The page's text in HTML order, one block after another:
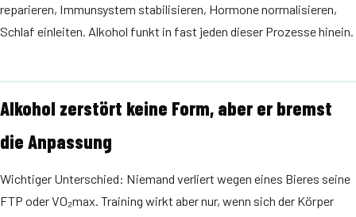
reparieren, Immunsystem stabilisieren, Hormone normalisieren,
Schlaf einleiten. Alkohol funkt in fast jeden dieser Prozesse hinein.
Alkohol zerstört keine Form, aber er bremst
die Anpassung
Wichtiger Unterschied: Niemand verliert wegen eines Bieres seine
FTP oder VO₂max. Training wirkt aber nur, wenn sich der Körper